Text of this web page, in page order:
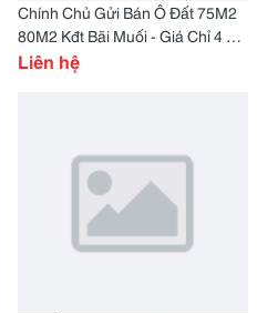
Chính Chủ Gửi Bán Ô Đất 75M2
80M2 Kđt Bãi Muối - Giá Chỉ 4 Tỷ
Trở Lên
Liên hệ